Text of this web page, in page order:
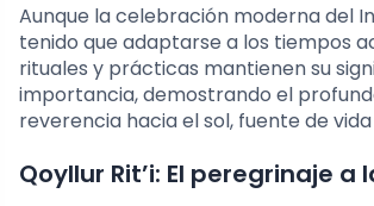
Aunque la celebración moderna del
tenido que adaptarse a los tiempos
rituales y prácticas mantienen su
importancia, demostrando el
reverencia hacia el sol, fuente de
Qoyllur Rit’i: El peregrinaje a